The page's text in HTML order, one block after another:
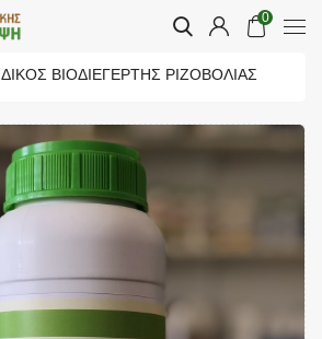
0
ΒΙΟΔΙΕΓΕΡΤΗΣ ΡΙΖΟΒΟΛΊΑΣ